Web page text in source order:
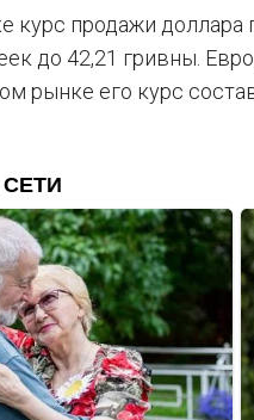
курс продажи
до 42,21 гривны.
рынке его курс